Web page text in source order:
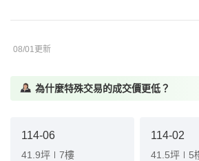
08/01更新
為什麼特殊交易的成交價更低？
114-06
41.9坪 7樓
114-02
41.5坪 5